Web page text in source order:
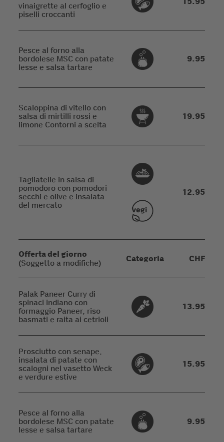
vinaigrette al cerfoglio e
piselli croccanti
Pesce al forno alla
bordolese MSC con patate
lesse e salsa tartare
9.95
Scaloppina di vitello con
salsa di mirtilli rossi e
limone Contorni a scelta
19.95
Tagliatelle in salsa di
pomodoro con pomodori
secchi e olive e insalata
del mercato
12.95
Offerta del giorno
(Soggetto a modifiche) Categoria CHF
Palak Paneer Curry di
spinaci indiano con
formaggio Paneer, riso
basmati e raita ai cetrioli
13.95
Prosciutto con senape,
insalata di patate con
scalogni nel vasetto Weck
e verdure estive
15.95
Pesce al forno alla
bordolese MSC con patate
lesse e salsa tartare
9.95